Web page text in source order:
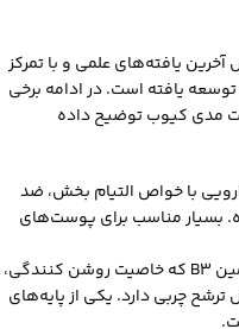
یافته‌های علمی و با تمرکز
توسعه یافته است. در ادامه برخی
مدی‌ کیوب توضیح داده
با خواص التیام‌ بخش، ضد
بسیار مناسب برای پوست‌های
: فرم فعال ویتامین B3 که خاصیت روشن‌ کنندگی،
چربی دارد. یکی از پایه‌های